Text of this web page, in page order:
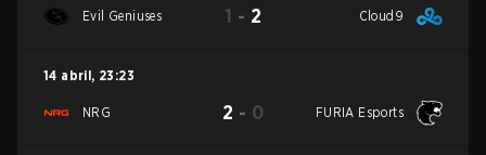
Evil Geniuses 1 - 2 Cloud9
14 abril, 23:23
NRG 2 - 0 FURIA Esports